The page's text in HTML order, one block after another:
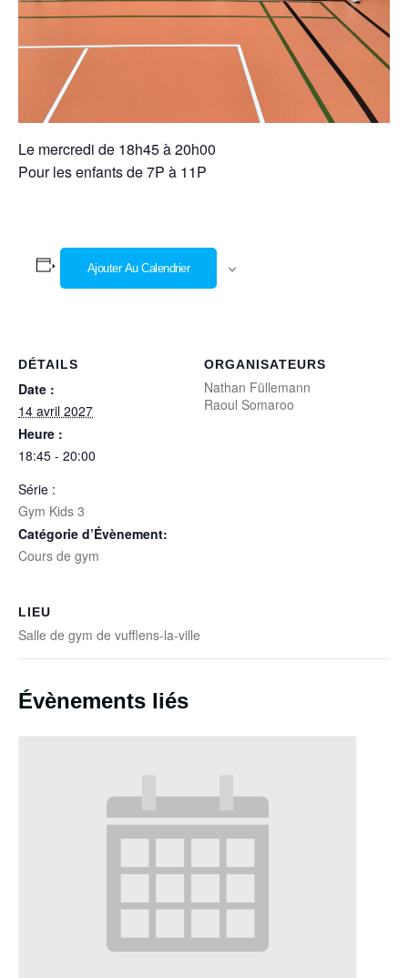
Le mercredi de 18h45 à 20h00
Pour les enfants de 7P à 11P
Ajouter Au Calendrier
DÉTAILS
Date :
14 avril 2027
Heure :
18:45 - 20:00
Série :
Gym Kids 3
Catégorie d’Évènement:
Cours de gym
ORGANISATEURS
Nathan Füllemann
Raoul Somaroo
LIEU
Salle de gym de vufflens-la-ville
Évènements liés